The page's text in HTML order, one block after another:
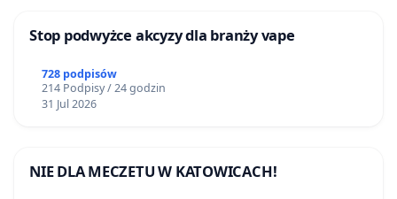
Stop podwyżce akcyzy dla branży vape
728 podpisów
214 Podpisy / 24 godzin
31 Jul 2026
NIE DLA MECZETU W KATOWICACH!